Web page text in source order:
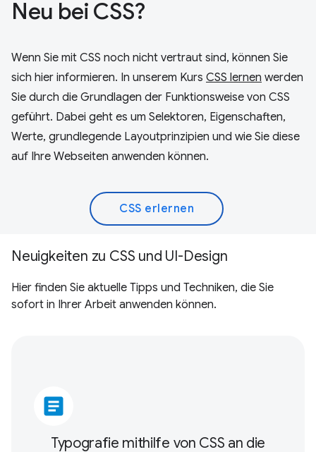
Neu bei CSS?
Wenn Sie mit CSS noch nicht vertraut sind, können Sie
sich hier informieren. In unserem Kurs CSS lernen werden
Sie durch die Grundlagen der Funktionsweise von CSS
geführt. Dabei geht es um Selektoren, Eigenschaften,
Werte, grundlegende Layoutprinzipien und wie Sie diese
auf Ihre Webseiten anwenden können.
CSS erlernen
Neuigkeiten zu CSS und UI-Design
Hier finden Sie aktuelle Tipps und Techniken, die Sie
sofort in Ihrer Arbeit anwenden können.
article
Typografie mithilfe von CSS an die